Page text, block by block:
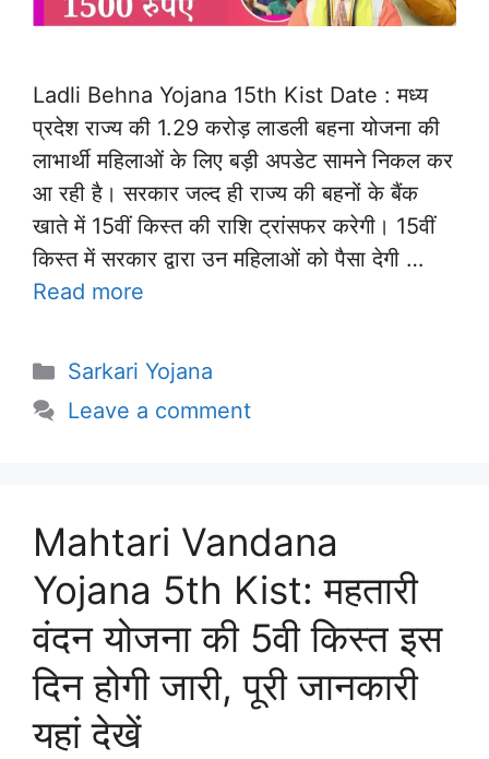
Ladli Behna Yojana 15th Kist Date : मध्य
प्रदेश राज्य की 1.29 करोड़ लाडली बहना योजना की
लाभार्थी महिलाओं के लिए बड़ी अपडेट सामने निकल कर
आ रही है। सरकार जल्द ही राज्य की बहनों के बैंक
खाते में 15वीं किस्त की राशि ट्रांसफर करेगी। 15वीं
किस्त में सरकार द्वारा उन महिलाओं को पैसा देगी …
Read more
Categories
Sarkari Yojana
Leave a comment
Mahtari Vandana
Yojana 5th Kist: महतारी
वंदन योजना की 5वी किस्त इस
दिन होगी जारी, पूरी जानकारी
यहां देखें